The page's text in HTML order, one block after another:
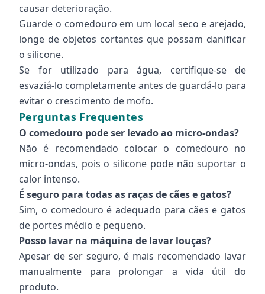
causar deterioração.
Guarde o comedouro em um local seco e arejado,
longe de objetos cortantes que possam danificar
o silicone.
Se for utilizado para água, certifique-se de
esvaziá-lo completamente antes de guardá-lo para
evitar o crescimento de mofo.
Perguntas Frequentes
O comedouro pode ser levado ao micro-ondas?
Não é recomendado colocar o comedouro no
micro-ondas, pois o silicone pode não suportar o
calor intenso.
É seguro para todas as raças de cães e gatos?
Sim, o comedouro é adequado para cães e gatos
de portes médio e pequeno.
Posso lavar na máquina de lavar louças?
Apesar de ser seguro, é mais recomendado lavar
manualmente para prolongar a vida útil do
produto.